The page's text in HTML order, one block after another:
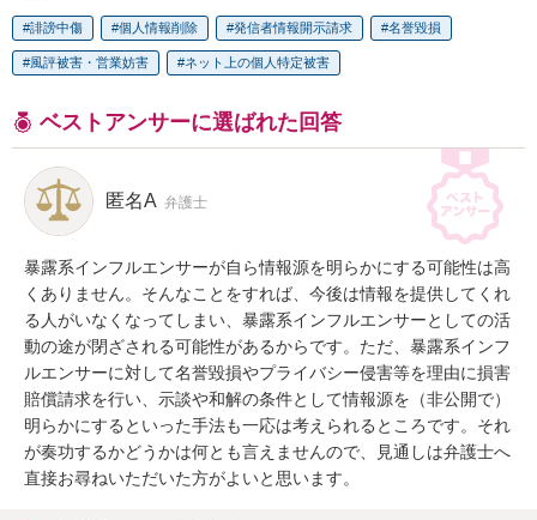
誹謗中傷 個人情報削除 発信者情報開示請求 名誉毀損
風評被害・営業妨害 ネット上の個人特定被害
ベストアンサーに選ばれた回答
匿名A 弁護士
暴露系インフルエンサーが自ら情報源を明らかにする可能性は高
くありません。そんなことをすれば、今後は情報を提供してくれ
る人がいなくなってしまい、暴露系インフルエンサーとしての活
動の途が閉ざされる可能性があるからです。ただ、暴露系インフ
ルエンサーに対して名誉毀損やプライバシー侵害等を理由に損害
賠償請求を行い、示談や和解の条件として情報源を（非公開で）
明らかにするといった手法も一応は考えられるところです。それ
が奏功するかどうかは何とも言えませんので、見通しは弁護士へ
直接お尋ねいただいた方がよいと思います。